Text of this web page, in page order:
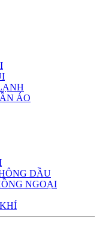
ÁO
DẦU
NGOẠI